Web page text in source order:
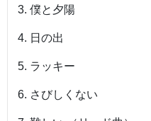
3. 僕と夕陽
4. 日の出
5. ラッキー
6. さびしくない